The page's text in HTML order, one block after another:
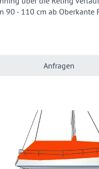
90 - 110 cm ab Oberkante
Anfragen